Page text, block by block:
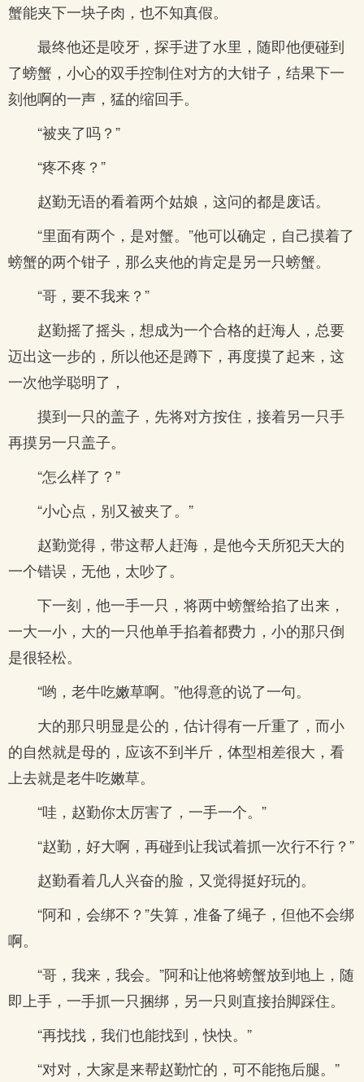
蟹能夹下一块子肉，也不知真假。
最终他还是咬牙，探手进了水里，随即他便碰到
了螃蟹，小心的双手控制住对方的大钳子，结果下一
刻他啊的一声，猛的缩回手。
“被夹了吗？”
“疼不疼？”
赵勤无语的看着两个姑娘，这问的都是废话。
“里面有两个，是对蟹。”他可以确定，自己摸着了
螃蟹的两个钳子，那么夹他的肯定是另一只螃蟹。
“哥，要不我来？”
赵勤摇了摇头，想成为一个合格的赶海人，总要
迈出这一步的，所以他还是蹲下，再度摸了起来，这
一次他学聪明了，
摸到一只的盖子，先将对方按住，接着另一只手
再摸另一只盖子。
“怎么样了？”
“小心点，别又被夹了。”
赵勤觉得，带这帮人赶海，是他今天所犯天大的
一个错误，无他，太吵了。
下一刻，他一手一只，将两中螃蟹给掐了出来，
一大一小，大的一只他单手掐着都费力，小的那只倒
是很轻松。
“哟，老牛吃嫩草啊。”他得意的说了一句。
大的那只明显是公的，估计得有一斤重了，而小
的自然就是母的，应该不到半斤，体型相差很大，看
上去就是老牛吃嫩草。
“哇，赵勤你太厉害了，一手一个。”
“赵勤，好大啊，再碰到让我试着抓一次行不行？”
赵勤看着几人兴奋的脸，又觉得挺好玩的。
“阿和，会绑不？”失算，准备了绳子，但他不会绑
啊。
“哥，我来，我会。”阿和让他将螃蟹放到地上，随
即上手，一手抓一只捆绑，另一只则直接抬脚踩住。
“再找找，我们也能找到，快快。”
“对对，大家是来帮赵勤忙的，可不能拖后腿。”